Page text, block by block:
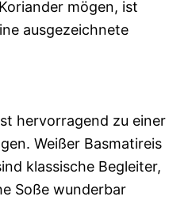
mögen, ist
ausgezeichnete
hervorragend zu einer
Weißer Basmatireis
klassische Begleiter,
Soße wunderbar